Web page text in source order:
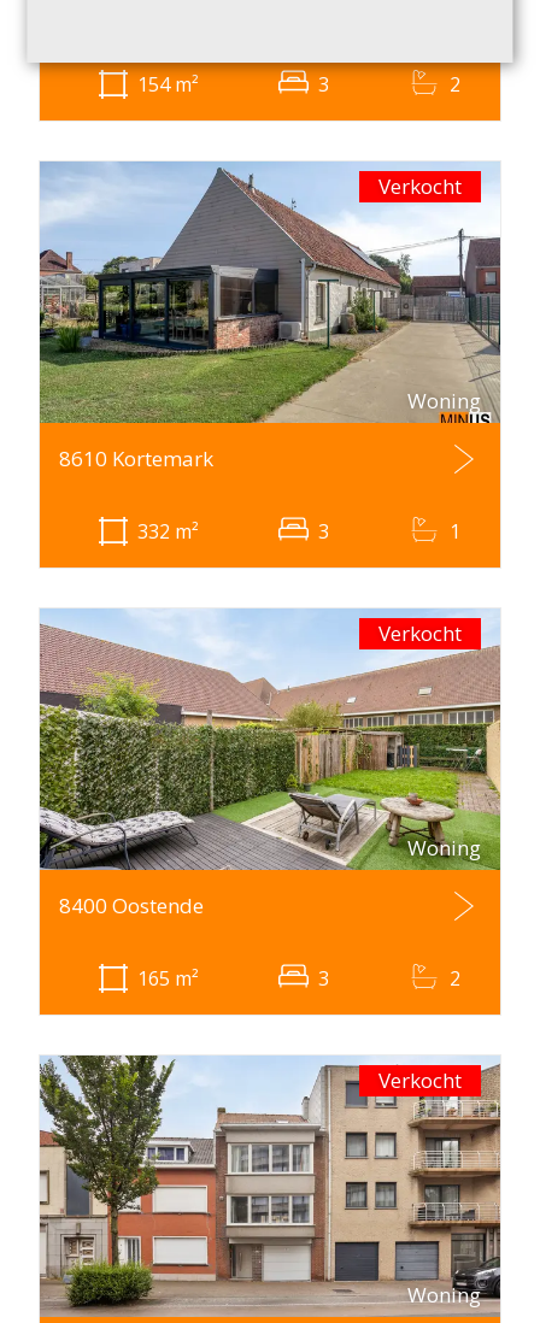
154m² 3 2
Verkocht
Woning
8610 Kortemark
332 m² 3 1
Verkocht
Woning
8400 Oostende
165 m² 3 2
Verkocht
Woning